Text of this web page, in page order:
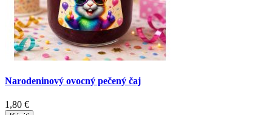
Narodeninový ovocný pečený čaj
1,80 €